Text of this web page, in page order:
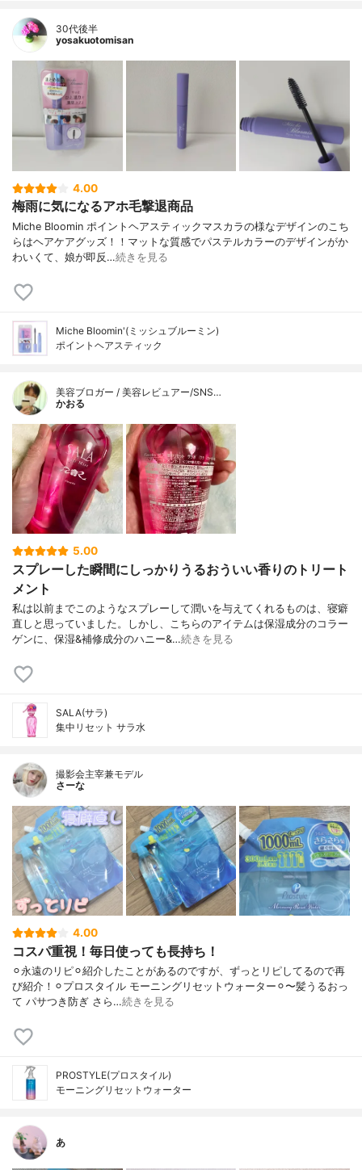
30代後半
yosakuotomisan
4.00
梅雨に気になるアホ毛撃退商品
Miche Bloomin ポイントヘアスティックマスカラの様なデザインのこち
らはヘアケアグッズ！！マットな質感でパステルカラーのデザインがか
わいくて、娘が即反…続きを見る
Miche Bloomin'(ミッシュブルーミン)
ポイントヘアスティック
美容ブロガー / 美容レビュアー/SNS…
かおる
5.00
スプレーした瞬間にしっかりうるおういい香りのトリート
メント
私は以前までこのようなスプレーして潤いを与えてくれるものは、寝癖
直しと思っていました。しかし、こちらのアイテムは保湿成分のコラー
ゲンに、保湿&補修成分のハニー&…続きを見る
SALA(サラ)
集中リセット サラ水
撮影会主宰兼モデル
さーな
4.00
コスパ重視！毎日使っても長持ち！
⚪︎永遠のリピ⚪︎紹介したことがあるのですが、ずっとリピしてるので再
び紹介！⚪︎プロスタイル モーニングリセットウォーター⚪︎〜髪うるおっ
て パサつき防ぎ さら…続きを見る
PROSTYLE(プロスタイル)
モーニングリセットウォーター
あ